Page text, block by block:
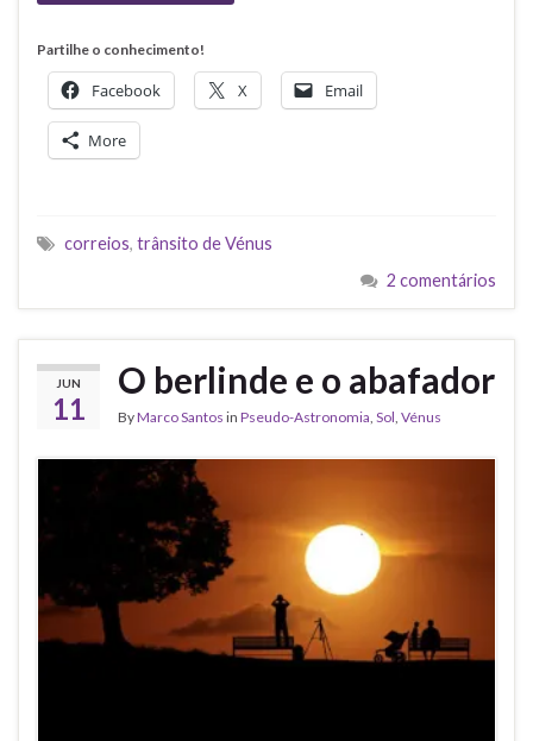
Partilhe o conhecimento!
Facebook X Email
More
correios, trânsito de Vénus
2 comentários
JUN
11
O berlinde e o abafador
ByMarco Santos in Pseudo-Astronomia, Sol, Vénus